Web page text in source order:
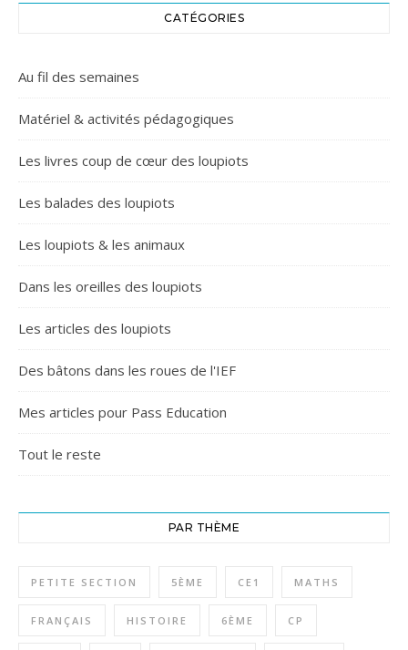
CATÉGORIES
Au fil des semaines
Matériel & activités pédagogiques
Les livres coup de cœur des loupiots
Les balades des loupiots
Les loupiots & les animaux
Dans les oreilles des loupiots
Les articles des loupiots
Des bâtons dans les roues de l'IEF
Mes articles pour Pass Education
Tout le reste
PAR THÈME
PETITE SECTION 5ÈME CE1 MATHS
FRANÇAIS HISTOIRE 6ÈME CP